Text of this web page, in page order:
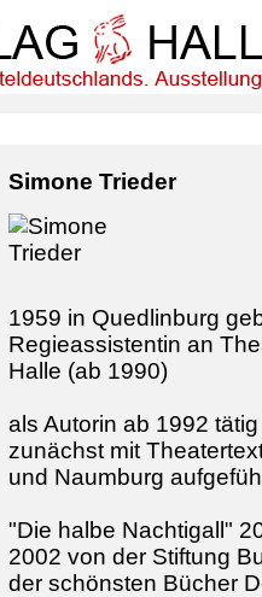
Simone Trieder
1959 in Quedlinburg
Regieassistentin an
Halle (ab 1990)
als Autorin ab 1992 tätig
zunächst mit
und Naumburg
"Die halbe Nachtigall"
2002 von der Stiftung
der schönsten Bücher